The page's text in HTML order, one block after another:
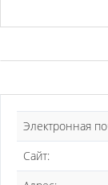
Электронная
Сайт: